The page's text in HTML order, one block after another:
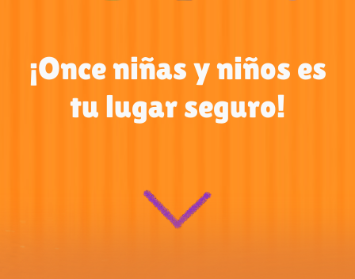
¡Once niñas y niños es
tu lugar seguro!